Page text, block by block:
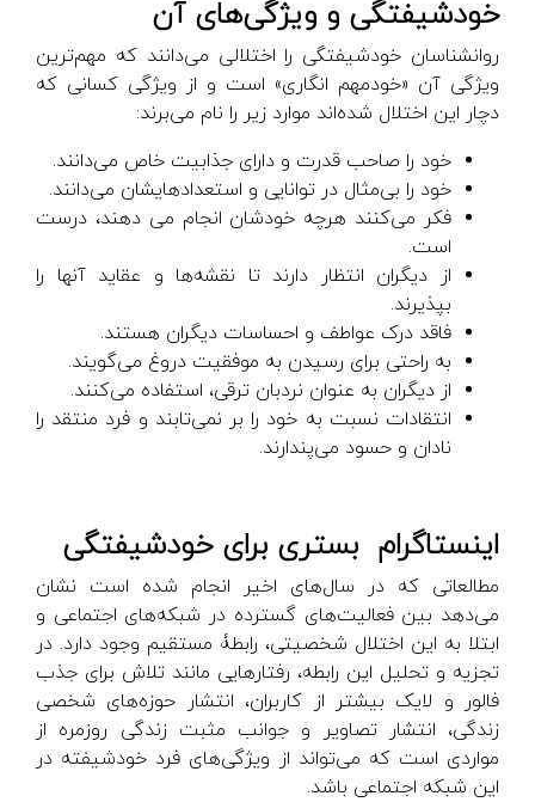
خودشیفتگی و ویژگی‌های آن
روانشناسان خودشیفتگی را اختلالی می‌دانند که مهم‌ترین
ویژگی آن «خودمهم انگاری» است و از ویژگی کسانی که
دچار این اختلال شده‌اند موارد زیر را نام می‌برند:
خود را صاحب قدرت و دارای جذابیت خاص می‌دانند.
خود را بی‌مثال در توانایی و استعدادهایشان می‌دانند.
فکر می‌کنند هرچه خودشان انجام می دهند، درست
است.
از دیگران انتظار دارند تا نقشه‌ها و عقاید آنها را
بپذیرند.
فاقد درک عواطف و احساسات دیگران هستند.
به راحتی برای رسیدن به موفقیت دروغ می‌گویند.
از دیگران به عنوان نردبان ترقی، استفاده می‌کنند.
انتقادات نسبت به خود را بر نمی‌تابند و فرد منتقد را
نادان و حسود می‌پندارند.
اینستاگرام بستری برای خودشیفتگی
مطالعاتی که در سال‌های اخیر انجام شده است نشان
می‌دهد بین فعالیت‌های گسترده در شبکه‌های اجتماعی و
ابتلا به این اختلال شخصیتی، رابطۀ مستقیم وجود دارد. در
تجزیه و تحلیل این رابطه، رفتارهایی مانند تلاش برای جذب
فالور و لایک بیشتر از کاربران، انتشار حوزه‌های شخصی
زندگی، انتشار تصاویر و جوانب مثبت زندگی روزمره از
مواردی است که می‌تواند از ویژگی‌های فرد خودشیفته در
این شبکه اجتماعی باشد.